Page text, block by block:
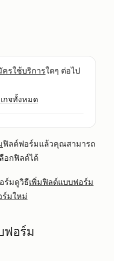
ครใช้บริการใดๆ ต่อไป
กจทั้งหมด
ฟิลด์ฟอร์มแล้วคุณสามารถ
อกฟิลด์ได้
ร์มดูวิธีเพิ่มฟิลด์แบบฟอร์ม
ร์มใหม่
ฟอร์ม